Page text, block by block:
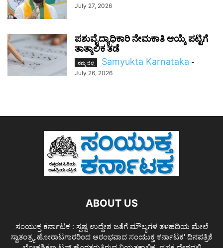
July 27, 2026
ಪಶುವೈದ್ಯಾಧಿಕಾರಿ ನೇಮಕಾತಿ ಆಯ್ಕೆ ಪಟ್ಟಿಗೆ
ತಾತ್ಕಾಲಿಕ ತಡೆ
ನಮ್ಮ ಜಿಲ್ಲೆ Samyukta Karnataka -
July 26, 2026
ABOUT US
ಸಂಯುಕ್ತ ಕರ್ನಾಟಕ : ಸ್ಪಷ್ಟ ಉದ್ದೇಶ ಜತೆಗೆ ಮೌಲ್ಯಗಳ ತಳಹದಿಯ ಮೇಲೆ
ಸ್ವಾತಂತ್ರ್ಯ ಹೋರಾಟಗಾರರಿಂದ ಆರಂಭವಾದ ಸಂಯುಕ್ತ ಕರ್ನಾಟಕ' ದಿನಪತ್ರಿಕೆ